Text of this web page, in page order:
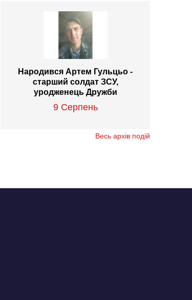
Народився Артем Гульцьо -
старший солдат ЗСУ,
уродженець Дружби
9 Серпень
Весь архів подій